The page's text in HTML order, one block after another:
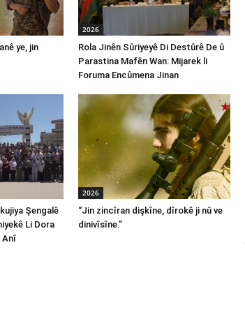
ye, jin
2026
Rola Jinên Sûriyeyê Di Destûrê De û
Parastina Mafên Wan: Mijarek li
Foruma Encûmena Jinan
Şengalê
Li Dora
Anî
2026
“Jin zincîran dişkîne, dîrokê ji nû ve
dinivîsîne.”